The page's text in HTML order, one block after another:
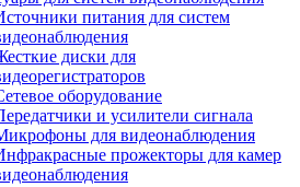
питания для систем
диски для
оборудование
и усилители сигнала
для видеонаблюдения
прожекторы для камер